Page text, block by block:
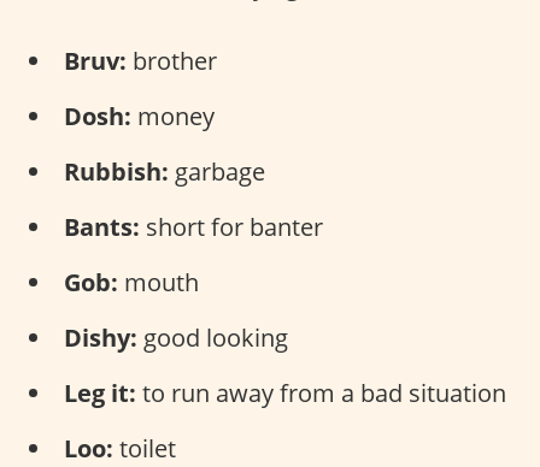
Bruv: brother
Dosh: money
Rubbish: garbage
Bants: short for banter
Gob: mouth
Dishy: good looking
Leg it: to run away from a bad situation
Loo: toilet